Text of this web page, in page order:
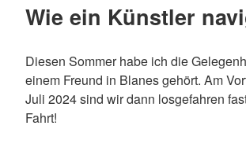
Wie ein Künstler
Diesen Sommer habe ich die
einem Freund in Blanes gehört. Am
Juli 2024 sind wir dann losgefahren
Fahrt!